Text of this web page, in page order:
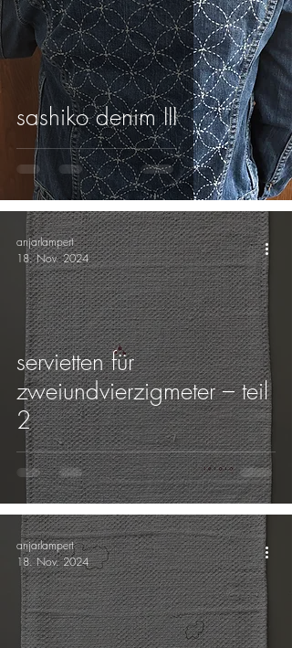
sashiko denim III
servietten für
zweiundvierzigmeter – teil
2
anjarlampert
18. Nov. 2024
anjarlampert
18. Nov. 2024